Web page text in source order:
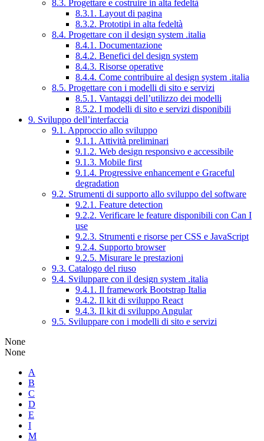
8.3. Progettare e costruire in alta fedeltà
8.3.1. Layout di pagina
8.3.2. Prototipi in alta fedeltà
8.4. Progettare con il design system .italia
8.4.1. Documentazione
8.4.2. Benefici del design system
8.4.3. Risorse operative
8.4.4. Come contribuire al design system .italia
8.5. Progettare con i modelli di sito e servizi
8.5.1. Vantaggi dell’utilizzo dei modelli
8.5.2. I modelli di sito e servizi disponibili
9. Sviluppo dell’interfaccia
9.1. Approccio allo sviluppo
9.1.1. Attività preliminari
9.1.2. Web design responsivo e accessibile
9.1.3. Mobile first
9.1.4. Progressive enhancement e Graceful
degradation
9.2. Strumenti di supporto allo sviluppo del software
9.2.1. Feature detection
9.2.2. Verificare le feature disponibili con Can I
use
9.2.3. Strumenti e risorse per CSS e JavaScript
9.2.4. Supporto browser
9.2.5. Misurare le prestazioni
9.3. Catalogo del riuso
9.4. Sviluppare con il design system .italia
9.4.1. Il framework Bootstrap Italia
9.4.2. Il kit di sviluppo React
9.4.3. Il kit di sviluppo Angular
9.5. Sviluppare con i modelli di sito e servizi
None
None
A
B
C
D
E
I
M